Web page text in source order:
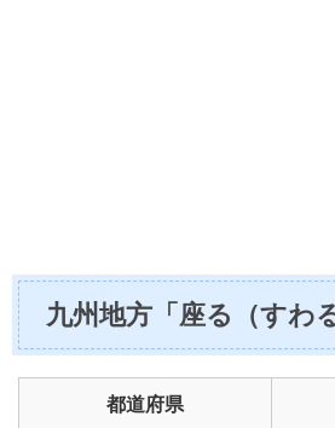
九州地方「座る（すわ
都道府県